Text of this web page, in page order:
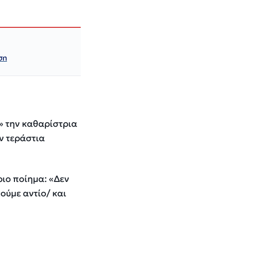
την καθαρίστρια
τεράστια
ποίημα: «Δεν
αντίο/ και